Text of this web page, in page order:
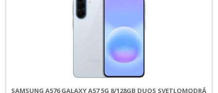
SAMSUNG A576 GALAXY A57 5G 8/128GB DUOS SVETLOMODRÁ